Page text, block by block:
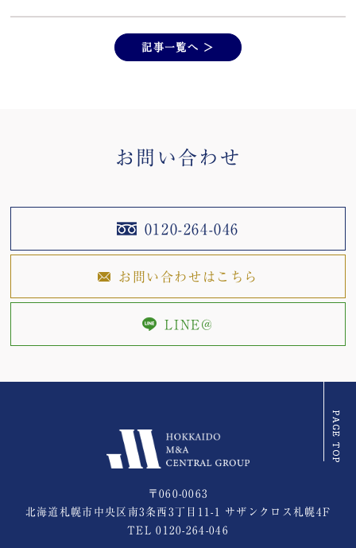
記事一覧へ ＞
お問い合わせ
0120-264-046
お問い合わせはこちら
LINE@
〒060-0063
北海道札幌市中央区南3条西3丁目11-1 サザンクロス札幌4F
TEL0120-264-046